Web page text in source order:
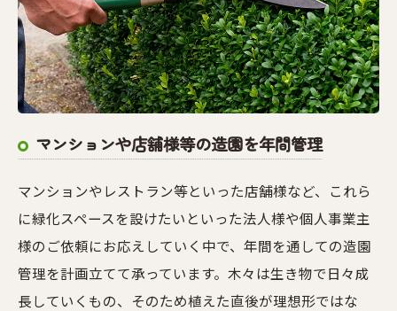
マンションや店舗様等の造園を年間管理
マンションやレストラン等といった店舗様など、これら
に緑化スペースを設けたいといった法人様や個人事業主
様のご依頼にお応えしていく中で、年間を通しての造園
管理を計画立てて承っています。木々は生き物で日々成
長していくもの、そのため植えた直後が理想形ではな